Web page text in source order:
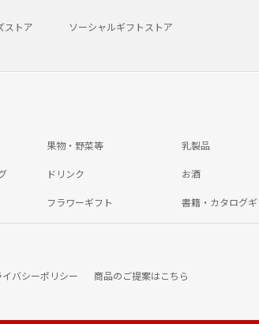
ストア ソーシャルギフトストア
果物・野菜等 乳製品
ドリンク お酒
フラワーギフト 書籍・カタログギ
イバシーポリシー 商品のご提案はこちら